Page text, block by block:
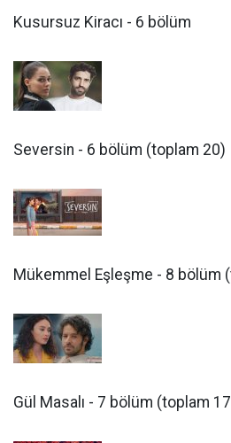
Kusursuz Kiracı - 6 bölüm
Seversin - 6 bölüm (toplam 20)
Mükemmel Eşleşme - 8 bölüm
Gül Masalı - 7 bölüm (toplam